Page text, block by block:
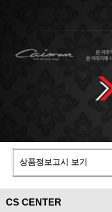
상품정보고시 보기
CS CENTER